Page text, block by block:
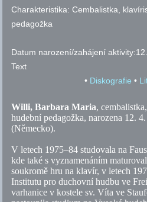
Charakteristika:Cembalistka,
pedagožka
Datum narození/zahájení aktivity:
Text
• Diskografie •
Willi, Barbara Maria,
hudební pedagožka, narozena 12.
(Německo).
V letech 1975–84 studovala na
kde také s vyznamenáním
soukromě hru na klavír, v letech
Institutu pro duchovní hudbu ve
varhanice v kostelesv. Víta ve